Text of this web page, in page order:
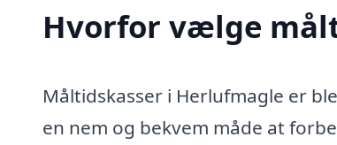
Hvorfor vælge
Måltidskasser i Herlufmagle er
en nem og bekvem måde at